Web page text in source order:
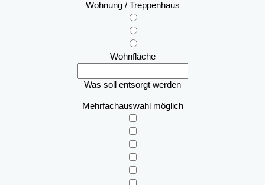
Wohnung / Treppenhaus
Wohnfläche
Was soll entsorgt werden
Mehrfachauswahl möglich